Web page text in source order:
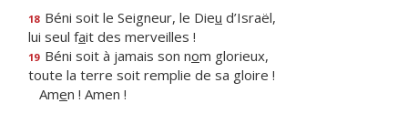
18 Béni soit le Seigneur, le Dieu d’Israël,
lui seul fait des merveilles !
19 Béni soit à jamais son nom glorieux,
toute la terre soit remplie de sa gloire !
Amen ! Amen !